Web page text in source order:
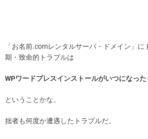
「お名前.comレンタルサーバ・ドメイン」
期・致命的トラブルは
WPワードプレスインストールがいつになった
ということかな。
拙者も何度か遭遇したトラブルだ。